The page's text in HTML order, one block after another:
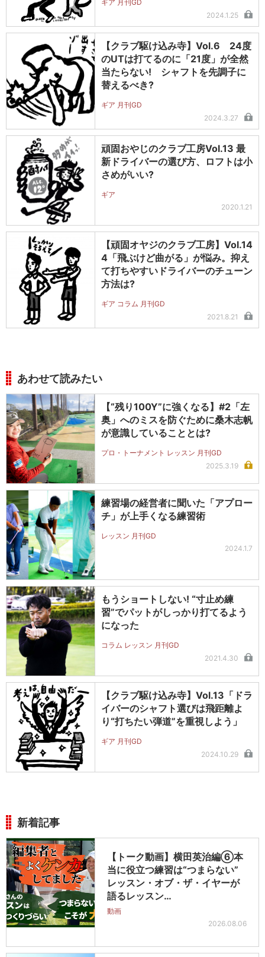
ギア 月刊GD
2024.1.25
【クラブ駆け込み寺】Vol.6 24度
のUTは打てるのに「21度」が全然
当たらない! シャフトを先調子に
替えるべき?
ギア 月刊GD
2024.3.27
頑固おやじのクラブ工房Vol.13 最
新ドライバーの選び方、ロフトは小
さめがいい?
ギア
2020.1.21
【頑固オヤジのクラブ工房】Vol.14
4「飛ぶけど曲がる」が悩み。抑え
て打ちやすいドライバーのチューン
方法は?
ギア コラム 月刊GD
2021.8.21
あわせて読みたい
【“残り100Y”に強くなる】#2「左
奥」へのミスを防ぐために桑木志帆
が意識していることとは?
プロ・トーナメント レッスン 月刊GD
2025.3.19
練習場の経営者に聞いた「アプロー
チ」が上手くなる練習術
レッスン 月刊GD
2024.1.7
もうショートしない! “寸止め練
習”でパットがしっかり打てるよう
になった
コラム レッスン 月刊GD
2021.4.30
【クラブ駆け込み寺】Vol.13「ドラ
イバーのシャフト選びは飛距離よ
り“打ちたい弾道”を重視しよう」
ギア 月刊GD
2024.10.29
新着記事
【トーク動画】横田英治編⑥本
当に役立つ練習は“つまらない”
レッスン・オブ・ザ・イヤーが
語るレッスン…
動画
2026.08.06